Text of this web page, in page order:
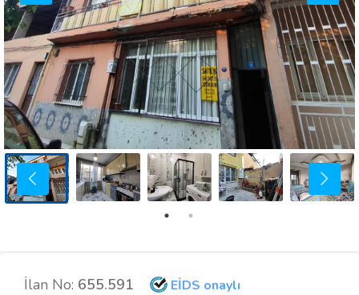
İlan No: 655.591 EİDS onaylı